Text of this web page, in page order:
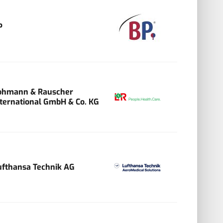
& Rauscher
GmbH & Co. KG
Technik AG